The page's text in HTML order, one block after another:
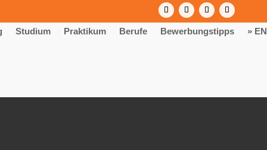
Studium Praktikum Berufe Bewerbungstipps » EN